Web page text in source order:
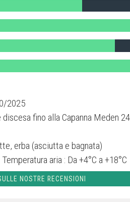
2025
fino alla Capanna Meden
erba (asciutta e bagnata)
Temperatura aria : Da +4°C a +18°C
NOSTRE RECENSIONI